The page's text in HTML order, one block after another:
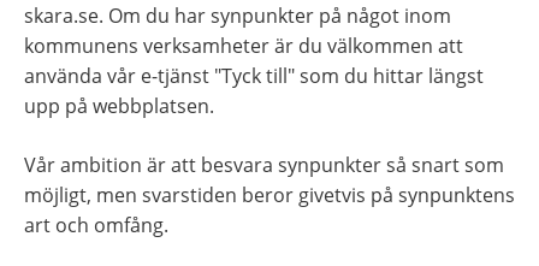
skara.se. Om du har synpunkter på något inom
kommunens verksamheter är du välkommen att
använda vår e-tjänst "Tyck till" som du hittar längst
upp på webbplatsen.
Vår ambition är att besvara synpunkter så snart som
möjligt, men svarstiden beror givetvis på synpunktens
art och omfång.